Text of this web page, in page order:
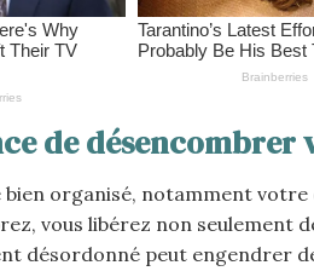
de désencombrer
bien organisé, notamment
vous libérez non seulement
désordonné peut engendrer